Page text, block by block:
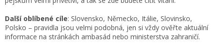
Další oblíbené cíle: Slovensko, Německo, Itálie, Slovinsko,
Polsko – pravidla jsou velmi podobná, jen si vždy ověřte aktuální
informace na stránkách ambasád nebo ministerstva zahraničí.